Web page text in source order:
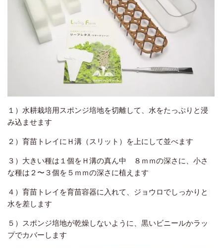
１）水耕栽培用スポンジ培地を切離して、水をたっぷりと浸
み込ませます
２）育苗トレイにＨ溝（スリット）を上にして並べます
３）大きい種は１個をＨ溝の真ん中 ８ｍｍの深さに、小さ
な種は２〜３個を５ｍｍの深さに植えます
４）育苗トレイを育苗容器に入れて、ジョウロでしっかりと
水を差します
５）スポンジ培地が乾燥しないように、黒いビニールかラッ
プでカバーします